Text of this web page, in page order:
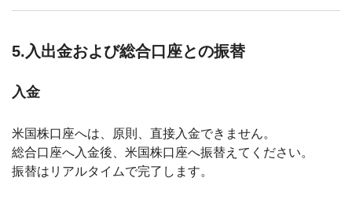
5.入出金および総合口座との振替
入金
米国株口座へは、原則、直接入金できません。
総合口座へ入金後、米国株口座へ振替えてください。
振替はリアルタイムで完了します。